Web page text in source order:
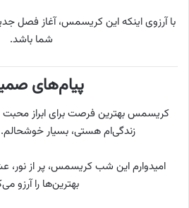
با آرزوی اینکه این کریسمس، آغاز فصل
شما باشد.
پیام‌های
کریسمس بهترین فرصت برای ابراز محبت
زندگی‌ام هستی، بسیار
امیدوارم این شب کریسمس، پر از نور،
بهترین‌ها را آرزو